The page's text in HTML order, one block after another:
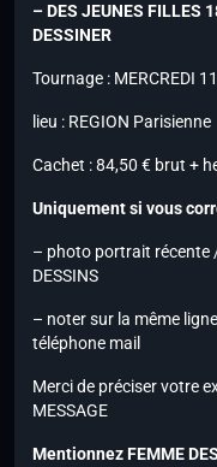
– DES JEUNES FILLES
DESSINER
Tournage : MERCREDI
lieu : REGION Parisienne
Cachet : 84,50 € brut +
Uniquement si vous
– photo portrait récente /
DESSINS
– noter sur la même
téléphone mail
Merci de préciser votre
MESSAGE
Mentionnez FEMME